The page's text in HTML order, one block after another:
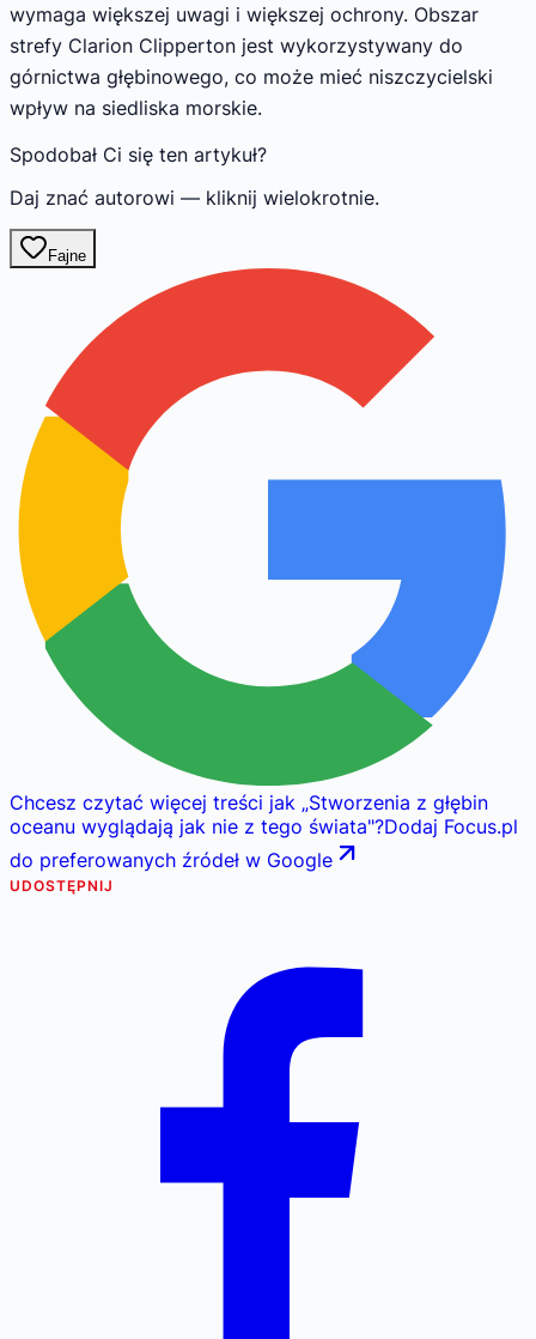
wymaga większej uwagi i większej ochrony. Obszar
strefy Clarion Clipperton jest wykorzystywany do
górnictwa głębinowego, co może mieć niszczycielski
wpływ na siedliska morskie.
Spodobał Ci się ten artykuł?
Daj znać autorowi — kliknij wielokrotnie.
Fajne
Chcesz czytać więcej treści jak „Stworzenia z głębin
oceanu wyglądają jak nie z tego świata"?Dodaj Focus.pl
do preferowanych źródeł w Google
UDOSTĘPNIJ